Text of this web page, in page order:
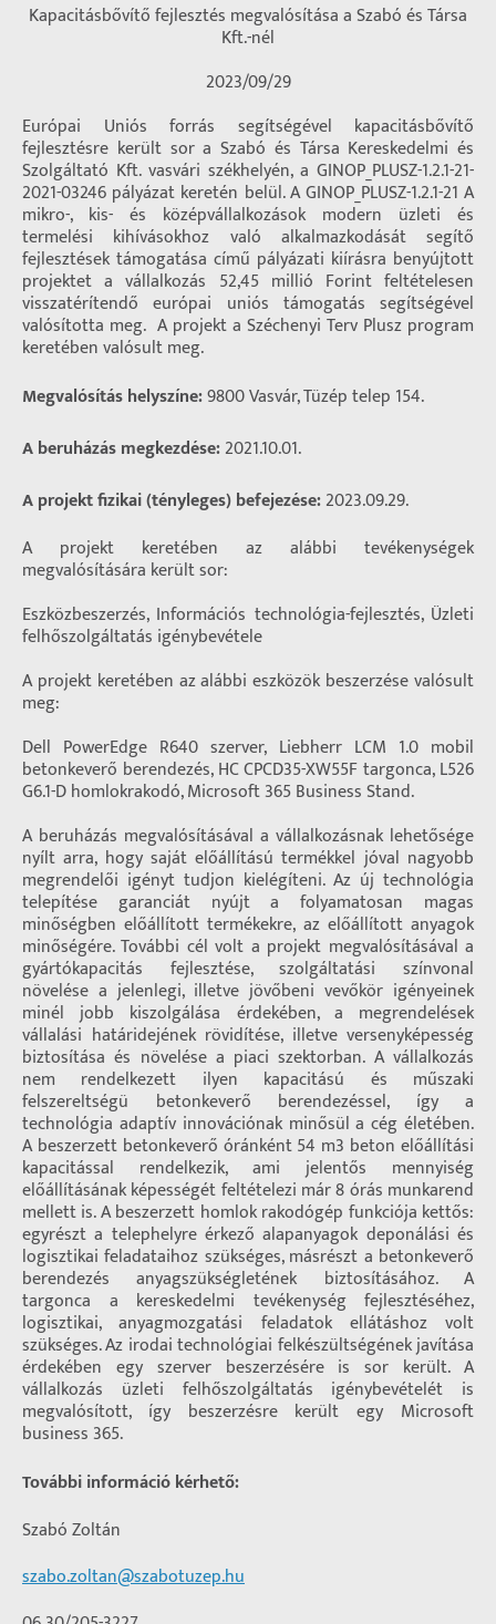
Kapacitásbővítő fejlesztés megvalósítása a Szabó és Társa
Kft.-nél
2023/09/29
Európai Uniós forrás segítségével kapacitásbővítő
fejlesztésre került sor a Szabó és Társa Kereskedelmi és
Szolgáltató Kft. vasvári székhelyén, a GINOP_PLUSZ-1.2.1-21-
2021-03246 pályázat keretén belül. A GINOP_PLUSZ-1.2.1-21 A
mikro-, kis- és középvállalkozások modern üzleti és
termelési kihívásokhoz való alkalmazkodását segítő
fejlesztések támogatása című pályázati kiírásra benyújtott
projektet a vállalkozás 52,45 millió Forint feltételesen
visszatérítendő európai uniós támogatás segítségével
valósította meg. A projekt a Széchenyi Terv Plusz program
keretében valósult meg.
Megvalósítás helyszíne:9800 Vasvár, Tüzép telep 154.
A beruházás megkezdése:2021.10.01.
A projekt fizikai (tényleges) befejezése:2023.09.29.
A projekt keretében az alábbi tevékenységek
megvalósítására került sor:
Eszközbeszerzés, Információs technológia-fejlesztés, Üzleti
felhőszolgáltatás igénybevétele
A projekt keretében az alábbi eszközök beszerzése valósult
meg:
Dell PowerEdge R640 szerver, Liebherr LCM 1.0 mobil
betonkeverő berendezés, HC CPCD35-XW55F targonca, L526
G6.1-D homlokrakodó, Microsoft 365 Business Stand.
A beruházás megvalósításával a vállalkozásnak lehetősége
nyílt arra, hogy saját előállítású termékkel jóval nagyobb
megrendelői igényt tudjon kielégíteni. Az új technológia
telepítése garanciát nyújt a folyamatosan magas
minőségben előállított termékekre, az előállított anyagok
minőségére. További cél volt a projekt megvalósításával a
gyártókapacitás fejlesztése, szolgáltatási színvonal
növelése a jelenlegi, illetve jövőbeni vevőkör igényeinek
minél jobb kiszolgálása érdekében, a megrendelések
vállalási határidejének rövidítése, illetve versenyképesség
biztosítása és növelése a piaci szektorban. A vállalkozás
nem rendelkezett ilyen kapacitású és műszaki
felszereltségü betonkeverő berendezéssel, így a
technológia adaptív innovációnak minősül a cég életében.
A beszerzett betonkeverő óránként 54 m3 beton előállítási
kapacitással rendelkezik, ami jelentős mennyiség
előállításának képességét feltételezi már 8 órás munkarend
mellett is. A beszerzett homlok rakodógép funkciója kettős:
egyrészt a telephelyre érkező alapanyagok deponálási és
logisztikai feladataihoz szükséges, másrészt a betonkeverő
berendezés anyagszükségletének biztosításához. A
targonca a kereskedelmi tevékenység fejlesztéséhez,
logisztikai, anyagmozgatási feladatok ellátáshoz volt
szükséges. Az irodai technológiai felkészültségének javítása
érdekében egy szerver beszerzésére is sor került. A
vállalkozás üzleti felhőszolgáltatás igénybevételét is
megvalósított, így beszerzésre került egy Microsoft
business 365.
További információ kérhető:
Szabó Zoltán
szabo.zoltan@szabotuzep.hu